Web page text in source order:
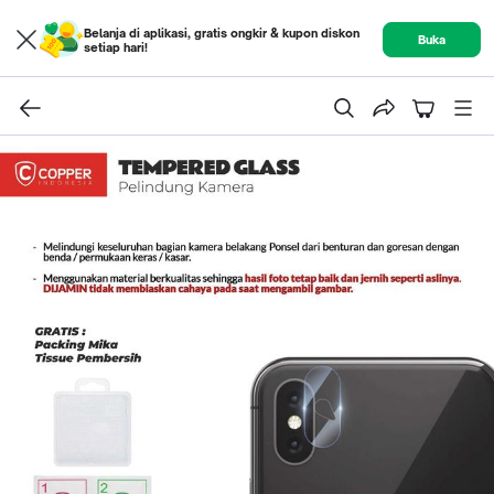
Belanja di aplikasi, gratis ongkir & kupon diskon
setiap hari!
Buka